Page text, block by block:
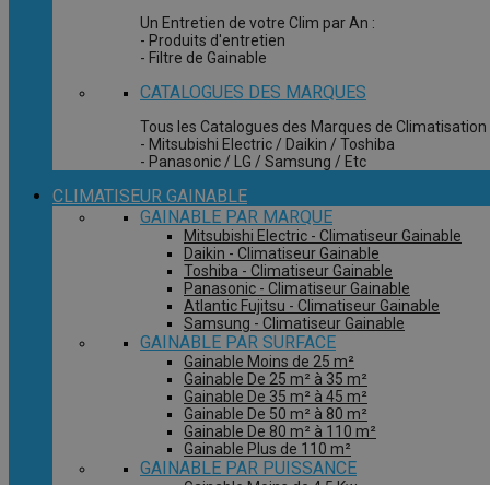
Un Entretien de votre Clim par An :
- Produits d'entretien
- Filtre de Gainable
CATALOGUES DES MARQUES
Tous les Catalogues des Marques de Climatisation
- Mitsubishi Electric / Daikin / Toshiba
- Panasonic / LG / Samsung / Etc
CLIMATISEUR GAINABLE
GAINABLE PAR MARQUE
Mitsubishi Electric - Climatiseur Gainable
Daikin - Climatiseur Gainable
Toshiba - Climatiseur Gainable
Panasonic - Climatiseur Gainable
Atlantic Fujitsu - Climatiseur Gainable
Samsung - Climatiseur Gainable
GAINABLE PAR SURFACE
Gainable Moins de 25 m²
Gainable De 25 m² à 35 m²
Gainable De 35 m² à 45 m²
Gainable De 50 m² à 80 m²
Gainable De 80 m² à 110 m²
Gainable Plus de 110 m²
GAINABLE PAR PUISSANCE